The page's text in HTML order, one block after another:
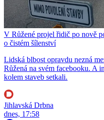
V Růžené projel řidič po nově
o čistém šílenství
Lidská blbost opravdu nezná
Růžená na svém facebooku. A
kolem staveb setkali.
Jihlavská Drbna
dnes, 17:58